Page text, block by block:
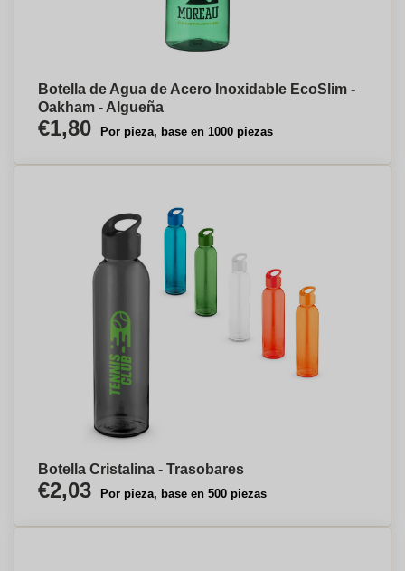
Botella de Agua de Acero Inoxidable EcoSlim -
Oakham - Algueña
€1,80 Por pieza, base en 1000 piezas
Botella Cristalina - Trasobares
€2,03 Por pieza, base en 500 piezas